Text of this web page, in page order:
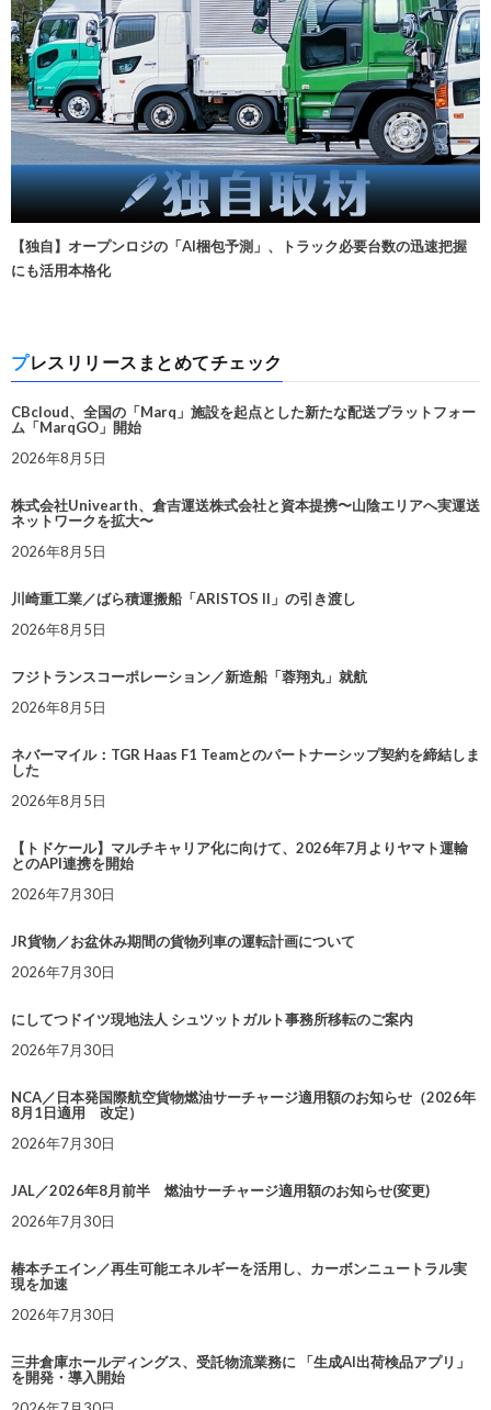
【独自】オープンロジの「AI梱包予測」、トラック必要台数の迅速把握
にも活用本格化
プレスリリースまとめてチェック
CBcloud、全国の「Marq」施設を起点とした新たな配送プラットフォー
ム「MarqGO」開始
2026年8月5日
株式会社Univearth、倉吉運送株式会社と資本提携〜山陰エリアへ実運送
ネットワークを拡大〜
2026年8月5日
川崎重工業／ばら積運搬船「ARISTOS II」の引き渡し
2026年8月5日
フジトランスコーポレーション／新造船「蓉翔丸」就航
2026年8月5日
ネバーマイル：TGR Haas F1 Teamとのパートナーシップ契約を締結しま
した
2026年8月5日
【トドケール】マルチキャリア化に向けて、2026年7月よりヤマト運輸
とのAPI連携を開始
2026年7月30日
JR貨物／お盆休み期間の貨物列車の運転計画について
2026年7月30日
にしてつドイツ現地法人 シュツットガルト事務所移転のご案内
2026年7月30日
NCA／日本発国際航空貨物燃油サーチャージ適用額のお知らせ（2026年
8月1日適用 改定）
2026年7月30日
JAL／2026年8月前半 燃油サーチャージ適用額のお知らせ(変更)
2026年7月30日
椿本チエイン／再生可能エネルギーを活用し、カーボンニュートラル実
現を加速
2026年7月30日
三井倉庫ホールディングス、受託物流業務に 「生成AI出荷検品アプリ」
を開発・導入開始